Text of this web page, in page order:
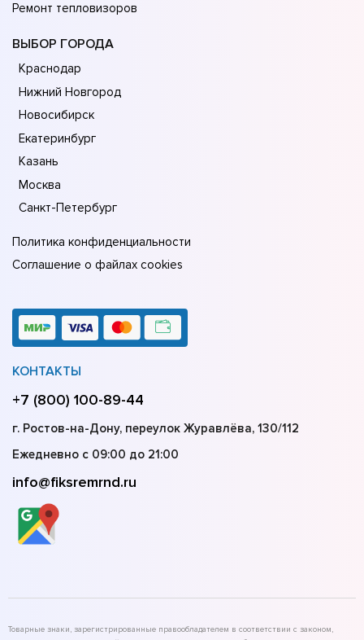
Ремонт тепловизоров
ВЫБОР ГОРОДА
Краснодар
Нижний Новгород
Новосибирск
Екатеринбург
Казань
Москва
Санкт-Петербург
Политика конфиденциальности
Соглашение о файлах cookies
КОНТАКТЫ
+7 (800) 100-89-44
г. Ростов-на-Дону, переулок Журавлёва, 130/112
Ежедневно с 09:00 до 21:00
info@fiksremrnd.ru
Товарные знаки, зарегистрированные правообладателем в соответствии с законом,